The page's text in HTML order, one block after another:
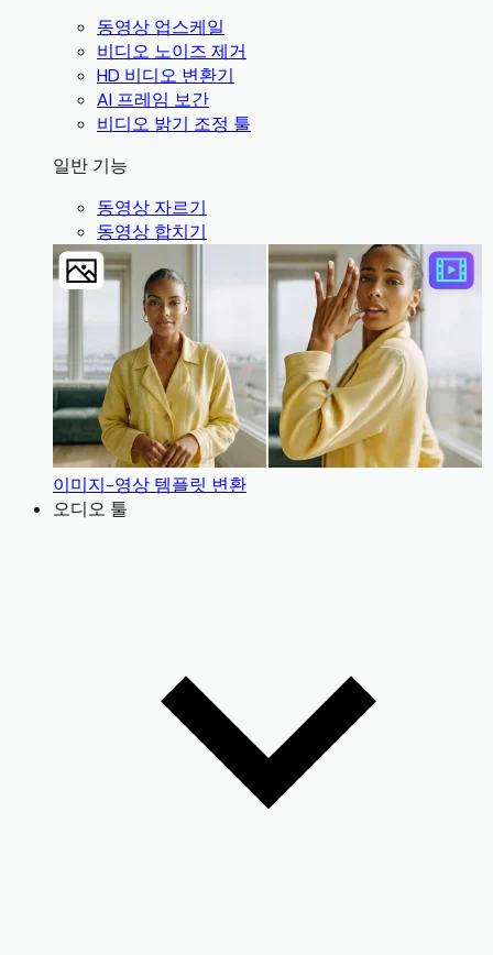
동영상 업스케일
비디오 노이즈 제거
HD 비디오 변환기
AI 프레임 보간
비디오 밝기 조정 툴
일반 기능
동영상 자르기
동영상 합치기
이미지-영상 템플릿 변환
오디오 툴